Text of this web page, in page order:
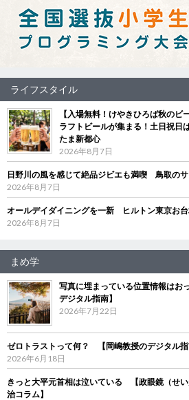
ライフスタイル
【入場無料！けやきひろば秋の
ラフトビールが集まる！土日祝日
たま新都心
2026年8月7日
日野川の風を感じて絶品ジビエも満喫 鳥取の
2026年8月7日
オールデイダイニングを一新 ヒルトン東京お
2026年8月7日
まめ学
写真に埋まっている位置情報は
デジタル指南】
2026年7月22日
ゼロトラストって何？ 【岡嶋教授のデジタル指
2026年6月18日
きっと大平元首相は泣いている 【政眼鏡（せ
治コラム】